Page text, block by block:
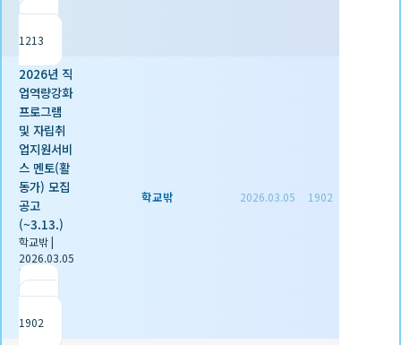
1213
2026년 직
업역량강화
프로그램
및 자립취
업지원서비
스 멘토(활
동가) 모집
공고
(~3.13.)
학교밖|
2026.03.05
|
1902
학교밖 2026.03.05 1902